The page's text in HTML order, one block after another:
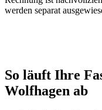
werden separat
So läuft Ihre
Wolfhagen ab